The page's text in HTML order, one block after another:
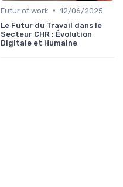
Futur of work • 12/06/2025
Le Futur du Travail dans le
Secteur CHR : Évolution
Digitale et Humaine